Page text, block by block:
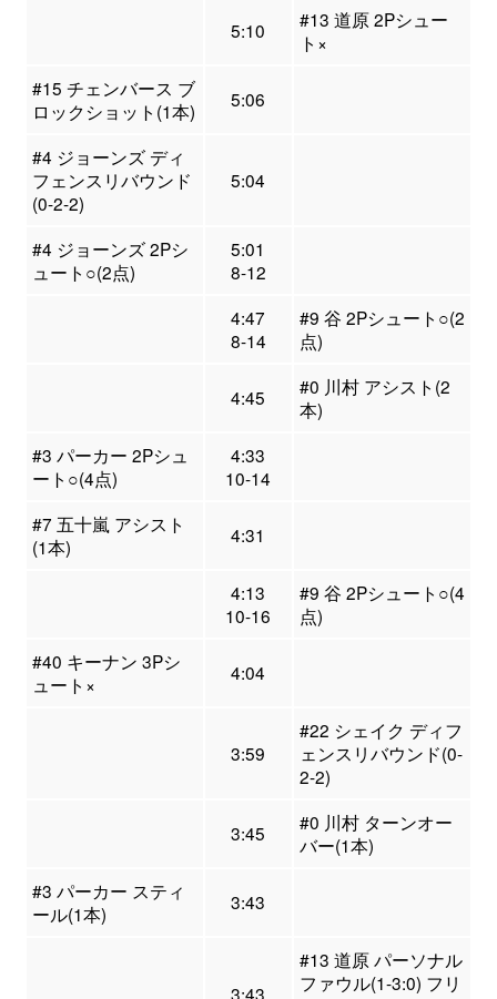
5:10
#13 道原 2Pシュー
ト×
#15 チェンバース ブ
ロックショット(1本)
5:06
#4 ジョーンズ ディ
フェンスリバウンド
(0-2-2)
5:04
#4 ジョーンズ 2Pシ
ュート○(2点)
5:01
8-12
4:47
8-14
#9 谷 2Pシュート○(2
点)
4:45
#0 川村 アシスト(2
本)
#3 パーカー 2Pシュ
ート○(4点)
4:33
10-14
#7 五十嵐 アシスト
(1本)
4:31
4:13
10-16
#9 谷 2Pシュート○(4
点)
#40 キーナン 3Pシ
ュート×
4:04
3:59
#22 シェイク ディフ
ェンスリバウンド(0-
2-2)
3:45
#0 川村 ターンオー
バー(1本)
#3 パーカー スティ
ール(1本)
3:43
3:43
#13 道原 パーソナル
ファウル(1-3:0) フリ